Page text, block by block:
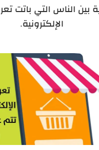
بين الناس التي باتت
الإلكترونية.